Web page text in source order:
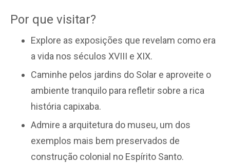
Por que visitar?
Explore as exposições que revelam como era
a vida nos séculos XVIII e XIX.
Caminhe pelos jardins do Solar e aproveite o
ambiente tranquilo para refletir sobre a rica
história capixaba.
Admire a arquitetura do museu, um dos
exemplos mais bem preservados de
construção colonial no Espírito Santo.